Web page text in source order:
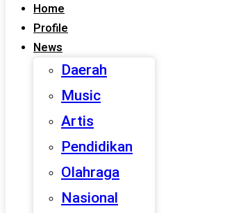
Home
Profile
News
Daerah
Music
Artis
Pendidikan
Olahraga
Nasional